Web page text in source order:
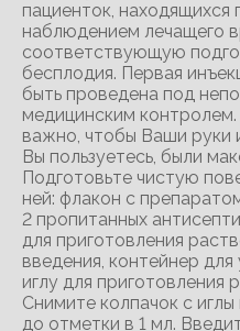
пациенток, находящихся
наблюдением лечащего
соответствующую
бесплодия. Первая
быть проведена под
медицинским
важно, чтобы Ваши руки
Вы пользуетесь, были
Подготовьте чистую
ней: флакон с
2 пропитанных
для приготовления
введения, контейнер
иглу для приготовления
Снимите колпачок с
до отметки в 1 мл.